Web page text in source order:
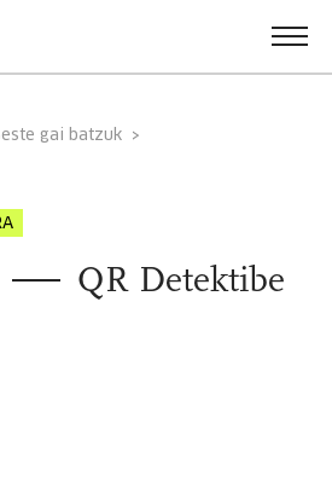
gai batzuk
QR Detektibe